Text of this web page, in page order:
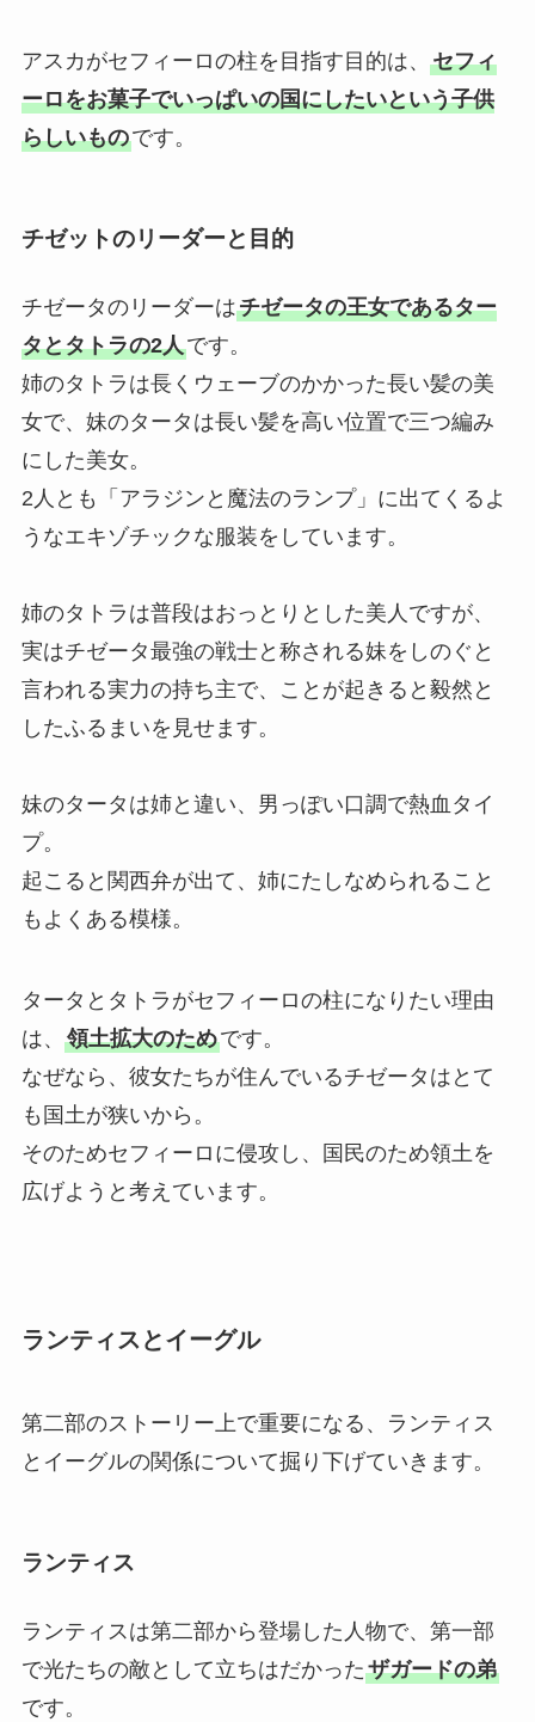
アスカがセフィーロの柱を目指す目的は、 セフィ
ーロをお菓子でいっぱいの国にしたいという子供
らしいものです。
チゼットのリーダーと目的
チゼータのリーダーはチゼータの王女であるター
タとタトラの2人です。
姉のタトラは長くウェーブのかかった長い髪の美
女で、妹のタータは長い髪を高い位置で三つ編み
にした美女。
2人とも「アラジンと魔法のランプ」に出てくるよ
うなエキゾチックな服装をしています。
姉のタトラは普段はおっとりとした美人ですが、
実はチゼータ最強の戦士と称される妹をしのぐと
言われる実力の持ち主で、ことが起きると毅然と
したふるまいを見せます。
妹のタータは姉と違い、男っぽい口調で熱血タイ
プ。
起こると関西弁が出て、姉にたしなめられること
もよくある模様。
タータとタトラがセフィーロの柱になりたい理由
は、 領土拡大のためです。
なぜなら、彼女たちが住んでいるチゼータはとて
も国土が狭いから。
そのためセフィーロに侵攻し、国民のため領土を
広げようと考えています。
ランティスとイーグル
第二部のストーリー上で重要になる、ランティス
とイーグルの関係について掘り下げていきます。
ランティス
ランティスは第二部から登場した人物で、第一部
で光たちの敵として立ちはだかったザガードの弟
です。